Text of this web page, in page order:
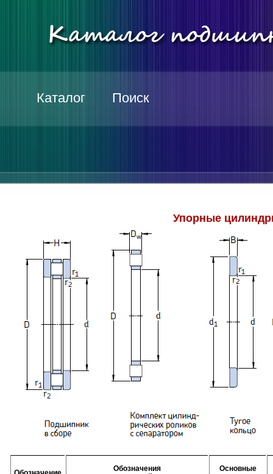
Каталог Поиск
Упорные
Обозначения
Основные